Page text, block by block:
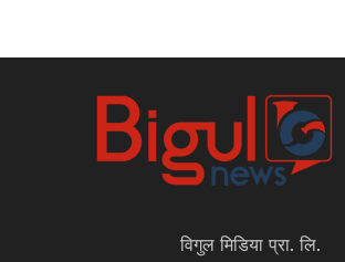
विगुल मिडिया प्रा. लि.